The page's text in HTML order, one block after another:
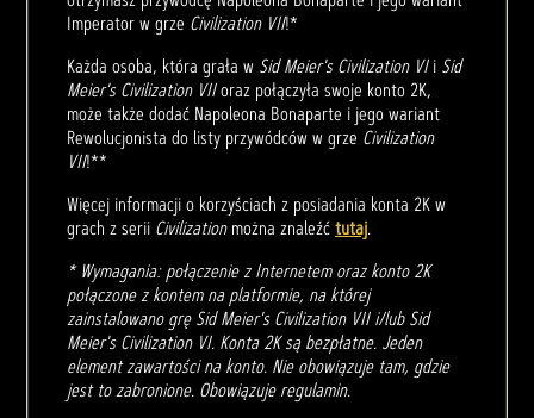
Imperator w grze Civilization VII!*
Każda osoba, która grała w Sid Meier's Civilization VIi Sid
Meier's Civilization VIIoraz połączyła swoje konto 2K,
może także dodać Napoleona Bonaparte i jego wariant
Rewolucjonista do listy przywódców w grze Civilization
VII!**
Więcej informacji o korzyściach z posiadania konta 2K w
grach z serii Civilizationmożna znaleźćtutaj.
* Wymagania: połączenie z Internetem oraz konto 2K
połączone z kontem na platformie, na której
zainstalowano grę Sid Meier's Civilization VII i/lub Sid
Meier's Civilization VI. Konta 2K są bezpłatne. Jeden
element zawartości na konto. Nie obowiązuje tam, gdzie
jest to zabronione. Obowiązuje regulamin.